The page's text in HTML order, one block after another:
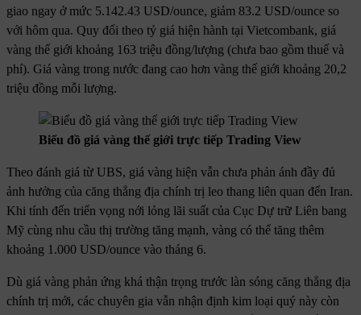
giao ngay ở mức 5.142.43 USD/ounce, giảm 83.2 USD/ounce so
với hôm qua. Quy đổi theo tỷ giá hiện hành tại Vietcombank, giá
vàng thế giới khoảng 163 triệu đồng/lượng (chưa bao gồm thuế và
phí). Giá vàng trong nước đang cao hơn vàng thế giới khoảng 20,2
triệu đồng mỗi lượng.
Biểu đồ giá vàng thế giới trực tiếp Trading View
Theo đánh giá từ UBS, giá vàng hiện vẫn chưa phản ánh đầy đủ
ảnh hưởng của căng thẳng địa chính trị leo thang liên quan đến Iran.
Khi tính đến triển vọng nới lỏng lãi suất của Cục Dự trữ Liên bang
Mỹ cùng nhu cầu thị trường tăng mạnh, vàng có thể tăng thêm
khoảng 1.000 USD/ounce vào tháng 6.
Dù giá vàng phản ứng khá thận trọng trước làn sóng căng thẳng địa
chính trị mới, các chuyên gia vẫn nhận định kim loại quý này còn